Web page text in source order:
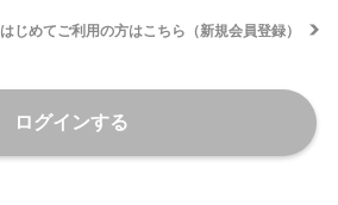
はじめてご利用の方はこちら（新規会員登録）
ログインする